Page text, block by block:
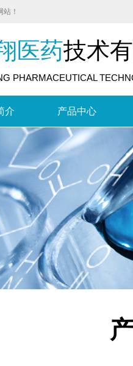
！
医药技术
PHARMACEUTICAL
介 产品中心